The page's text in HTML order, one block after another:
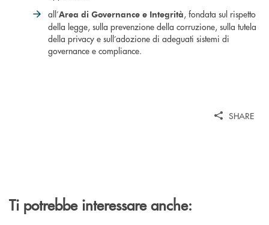
all’Area di Governance e Integrità, fondata sul rispetto
della legge, sulla prevenzione della corruzione, sulla tutela
della privacy e sull’adozione di adeguati sistemi di
governance e compliance.
SHARE
Ti potrebbe interessare anche: